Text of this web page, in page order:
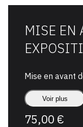
MISE EN
75,00 €
Mise en avant
les plus vues
ACCUEIL
Voir plus